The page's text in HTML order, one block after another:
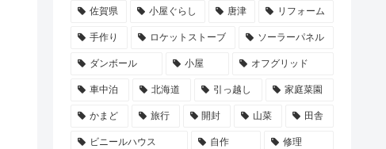
佐賀県 小屋ぐらし 唐津 リフォーム
手作り ロケットストーブ ソーラーパネル
ダンボール 小屋 オフグリッド
車中泊 北海道 引っ越し 家庭菜園
かまど 旅行 開封 山菜 田舎
ビニールハウス 自作 修理